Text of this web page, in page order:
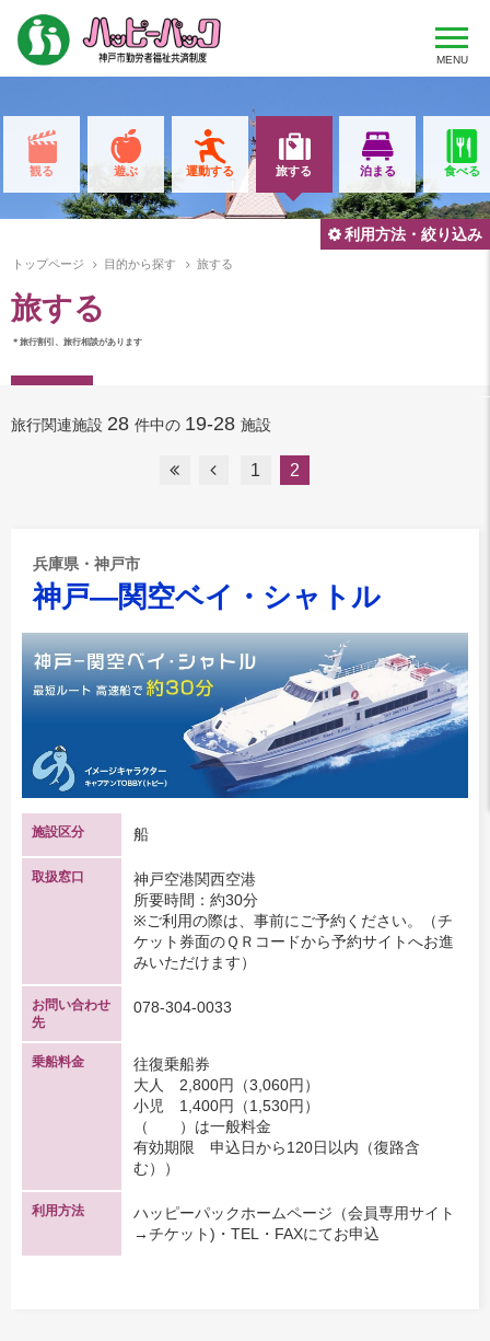
MENU
観る 遊ぶ 運動する 旅する 泊まる 食べる
トップページ 目的から探す 旅する
旅する
＊旅行割引、旅行相談があります
利用方法・絞り込み
旅行関連施設 28 件中の 19-28 施設
1 2
兵庫県・神戸市
神戸―関空ベイ・シャトル
施設区分 船
取扱窓口
神戸空港関西空港
所要時間：約30分
※ご利用の際は、事前にご予約ください。（チ
ケット券面のＱＲコードから予約サイトへお進
みいただけます）
お問い合わせ
先
078-304-0033
乗船料金
往復乗船券
大人 2,800円（3,060円）
小児 1,400円（1,530円）
（ ）は一般料金
有効期限 申込日から120日以内（復路含
む））
利用方法
ハッピーパックホームページ（会員専用サイト
→チケット)・TEL・FAXにてお申込